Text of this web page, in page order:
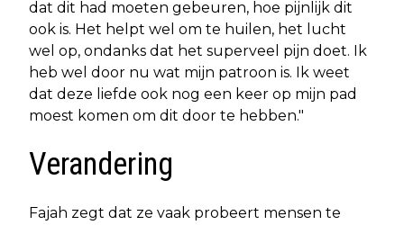
dat dit had moeten gebeuren, hoe pijnlijk dit
ook is. Het helpt wel om te huilen, het lucht
wel op, ondanks dat het superveel pijn doet. Ik
heb wel door nu wat mijn patroon is. Ik weet
dat deze liefde ook nog een keer op mijn pad
moest komen om dit door te hebben."
Verandering
Fajah zegt dat ze vaak probeert mensen te